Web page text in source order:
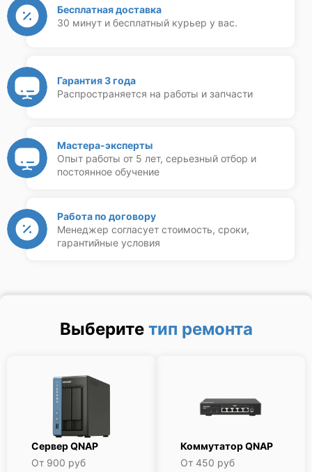
Бесплатная доставка
30 минут и бесплатный курьер у вас.
Гарантия 3 года
Распространяется на работы и запчасти
Мастера-эксперты
Опыт работы от 5 лет, серьезный отбор и
постоянное обучение
Работа по договору
Менеджер согласует стоимость, сроки,
гарантийные условия
Выберите тип ремонта
Сервер QNAP
От 900 руб
Коммутатор QNAP
От 450 руб